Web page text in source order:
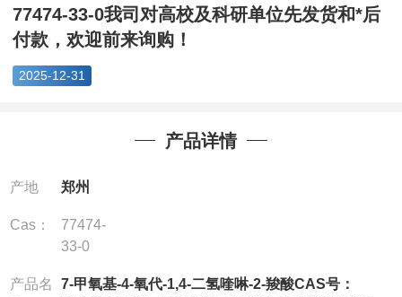
77474-33-0我司对高校及科研单位先发货和*后
付款，欢迎前来询购！
2025-12-31
产品详情
产地 郑州
Cas：
77474-
33-0
产品名
7-甲氧基-4-氧代-1,4-二氢喹啉-2-羧酸CAS号：